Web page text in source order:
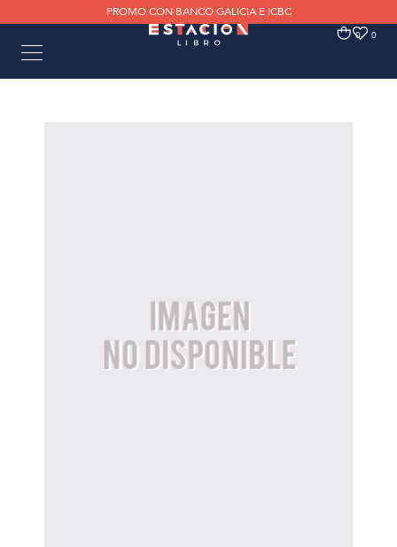
PROMO CON BANCO GALICIA E ICBC
0 0